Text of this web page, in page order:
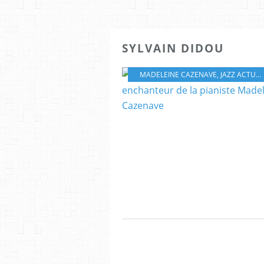
SYLVAIN DIDOU
MADELEINE CAZENAVE, JAZZ ACTUEL